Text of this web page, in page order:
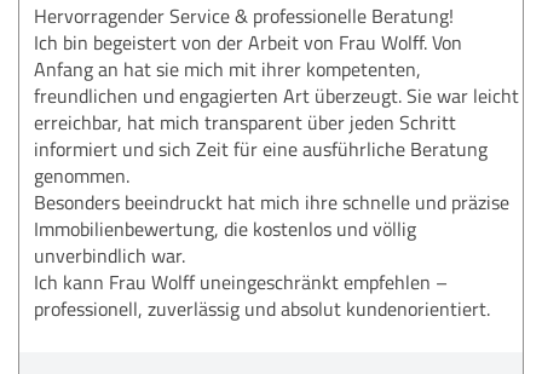
Hervorragender Service & professionelle Beratung!
Ich bin begeistert von der Arbeit von Frau Wolff. Von
Anfang an hat sie mich mit ihrer kompetenten,
freundlichen und engagierten Art überzeugt. Sie war leicht
erreichbar, hat mich transparent über jeden Schritt
informiert und sich Zeit für eine ausführliche Beratung
genommen.
Besonders beeindruckt hat mich ihre schnelle und präzise
Immobilienbewertung, die kostenlos und völlig
unverbindlich war.
Ich kann Frau Wolff uneingeschränkt empfehlen –
professionell, zuverlässig und absolut kundenorientiert.